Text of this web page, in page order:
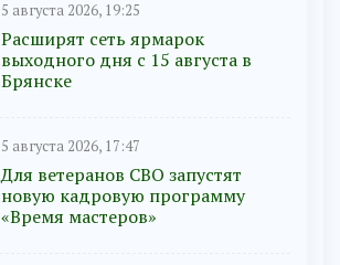
5 августа 2026, 19:25
Расширят сеть ярмарок
выходного дня с 15 августа в
Брянске
5 августа 2026, 17:47
Для ветеранов СВО запустят
новую кадровую программу
«Время мастеров»